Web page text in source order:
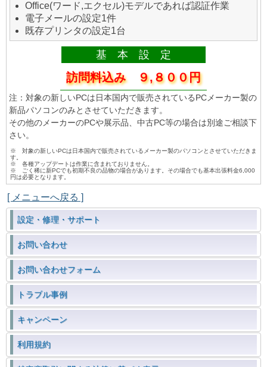
Office(ワード,エクセル)モデルであれば認証作業
電子メールの設定1件
既存プリンタの設定1台
基 本 設 定
訪問料込み ９,８００円
注：対象の新しいPCは日本国内で販売されているPCメーカー製の
新品パソコンのみとさせていただきます。
その他のメーカーのPCや展示品、中古PC等の場合は別途ご相談下
さい。
※ 対象の新しいPCは日本国内で販売されているメーカー製のパソコンとさせていただきま
す。
※ 各種アップデートは作業に含まれておりません。
※ ごく稀に新PCでも初期不良の品物の場合があります。その場合でも基本出張料金6,000
円は必要となります。
[ メニューへ戻る ]
設定・修理・サポート
お問い合わせ
お問い合わせフォーム
トラブル事例
キャンペーン
利用規約